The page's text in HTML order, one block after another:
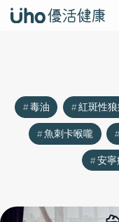
毒油 紅斑性
魚刺卡喉嚨
安